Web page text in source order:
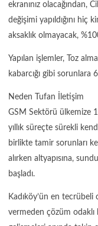
ekranınız olacağından,
değişimi yapıldığını hiç
aksaklık olmayacak,
Yapılan işlemler, Toz
kabarcığı gibi sorunlara
Neden Tufan İletişim
GSM Sektörü ülkemize
yıllık süreçte sürekli
birlikte tamir sorunları
alırken altyapısına,
başladı.
Kadıköy’ün en
vermeden çözüm odaklı